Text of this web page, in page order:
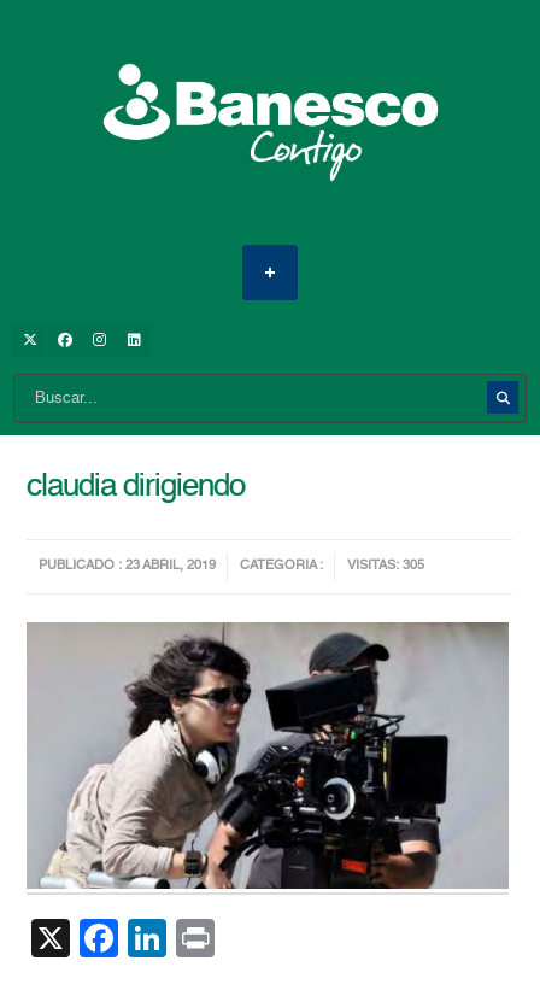
claudia dirigiendo
PUBLICADO : 23 ABRIL, 2019 CATEGORIA : VISITAS: 305
X Facebook
LinkedIn